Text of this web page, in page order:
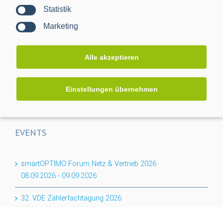
Statistik
Marketing
Alle akzeptieren
Einstellungen übernehmen
Projektabschluss CACTUS: Mehr Transparenz für das
Niederspannungsnetz
das Nessum 1T-Modul
Auf dem Weg zur RLM-Integration: PPC bringt
Industriemessungen ins Smart Meter Gateway
EVENTS
smartOPTIMO Forum Netz & Vertrieb 2026
08.09.2026 - 09.09.2026
32. VDE Zählerfachtagung 2026